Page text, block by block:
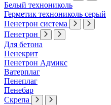
Белый технониколь
Герметик технониколь серый
Пенетрон система
Пенетрон
Для бетона
Пенекрит
Пенетрон Адмикс
Ватерплаг
Пенеплаг
Пенебар
Скрепа